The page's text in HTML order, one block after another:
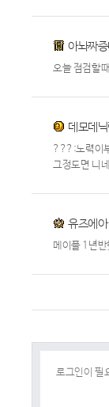
아놔짜
오늘 점검할
데모데
???:노력이
그정도면 니
유즈에아
메이플 1년